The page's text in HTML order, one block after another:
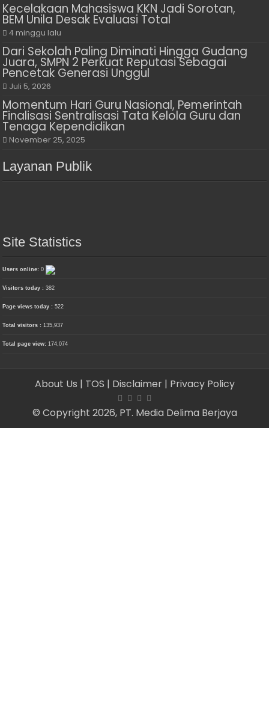
Kecelakaan Mahasiswa KKN Jadi Sorotan,
BEM Unila Desak Evaluasi Total
4 minggu lalu
Dari Sekolah Paling Diminati Hingga Gudang
Juara, SMPN 2 Perkuat Reputasi Sebagai
Pencetak Generasi Unggul
Juli 5, 2026
Momentum Hari Guru Nasional, Pemerintah
Finalisasi Sentralisasi Tata Kelola Guru dan
Tenaga Kependidikan
November 25, 2025
Layanan Publik
Site Statistics
Users online:0
Visitors today :382
Page views today :522
Total visitors :135,937
Total page view:174,074
About Us | TOS | Disclaimer | Privacy Policy
© Copyright 2026, PT. Media Delima Berjaya